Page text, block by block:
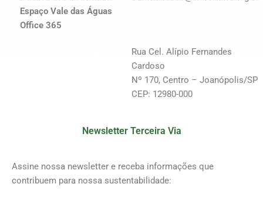
Espaço Vale das Águas
Office 365
Rua Cel. Alípio Fernandes
Cardoso
Nº 170, Centro – Joanópolis/SP
CEP: 12980-000
Newsletter Terceira Via
Assine nossa newsletter e receba informações que
contribuem para nossa sustentabilidade: